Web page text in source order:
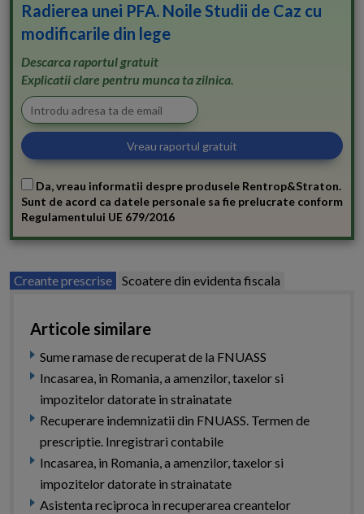
Radierea unei PFA. Noile Studii de Caz cu
modificarile din lege
Descarca raportul gratuit
Explicatii clare pentru munca ta zilnica.
Da, vreau informatii despre produsele Rentrop&Straton.
Sunt de acord ca datele personale sa fie prelucrate conform
Regulamentului UE 679/2016
Creante prescrise Scoatere din evidenta fiscala
Articole similare
Sume ramase de recuperat de la FNUASS
Incasarea, in Romania, a amenzilor, taxelor si
impozitelor datorate in strainatate
Recuperare indemnizatii din FNUASS. Termen de
prescriptie. Inregistrari contabile
Incasarea, in Romania, a amenzilor, taxelor si
impozitelor datorate in strainatate
Asistenta reciproca in recuperarea creantelor